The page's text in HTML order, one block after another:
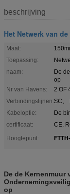
beschrijving
Het Netwerk van
Maat:
Toepassing:
naam:
De
op
Nr van Havens:
2 OF
Verbindingslijnen:SC、
Kabeloptie:
De
certificaat:
CE,
Hoogtepunt:
De de Kernenmuur
op